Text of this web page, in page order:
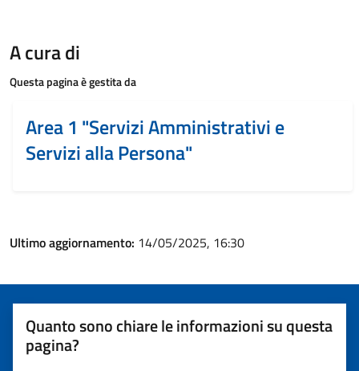
A cura di
Questa pagina è gestita da
Area 1 "Servizi Amministrativi e
Servizi alla Persona"
Ultimo aggiornamento: 14/05/2025, 16:30
Quanto sono chiare le informazioni su questa
pagina?